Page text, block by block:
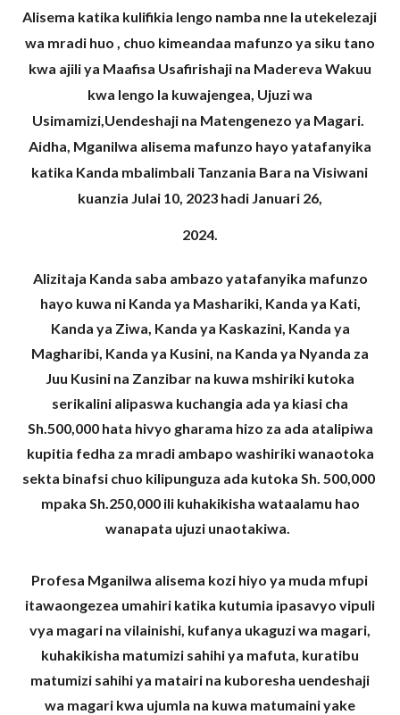
Alisema katika kulifikia lengo namba nne la utekelezaji
wa mradi huo , chuo kimeandaa mafunzo ya siku tano
kwa ajili ya Maafisa Usafirishaji na Madereva Wakuu
kwa lengo la kuwajengea, Ujuzi wa
Usimamizi,Uendeshaji na Matengenezo ya Magari.
Aidha, Mganilwa alisema mafunzo hayo yatafanyika
katika Kanda mbalimbali Tanzania Bara na Visiwani
kuanzia Julai 10, 2023 hadi Januari 26,
2024.
Alizitaja Kanda saba ambazo yatafanyika mafunzo
hayo kuwa ni Kanda ya Mashariki, Kanda ya Kati,
Kanda ya Ziwa, Kanda ya Kaskazini, Kanda ya
Magharibi, Kanda ya Kusini, na Kanda ya Nyanda za
Juu Kusini na Zanzibar na kuwa mshiriki kutoka
serikalini alipaswa kuchangia ada ya kiasi cha
Sh.500,000 hata hivyo gharama hizo za ada atalipiwa
kupitia fedha za mradi ambapo washiriki wanaotoka
sekta binafsi chuo kilipunguza ada kutoka Sh. 500,000
mpaka Sh.250,000 ili kuhakikisha wataalamu hao
wanapata ujuzi unaotakiwa.
Profesa Mganilwa alisema kozi hiyo ya muda mfupi
itawaongezea umahiri katika kutumia ipasavyo vipuli
vya magari na vilainishi, kufanya ukaguzi wa magari,
kuhakikisha matumizi sahihi ya mafuta, kuratibu
matumizi sahihi ya matairi na kuboresha uendeshaji
wa magari kwa ujumla na kuwa matumaini yake